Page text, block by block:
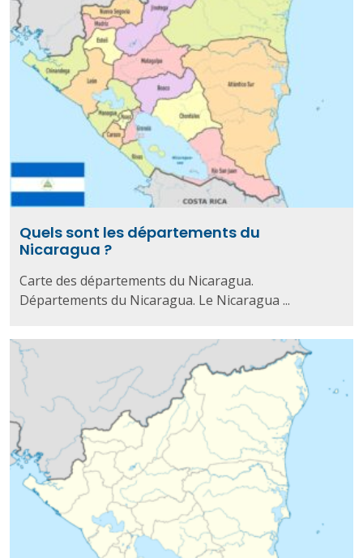
Quels sont les départements du
Nicaragua ?
Carte des départements du Nicaragua.
Départements du Nicaragua. Le Nicaragua ...